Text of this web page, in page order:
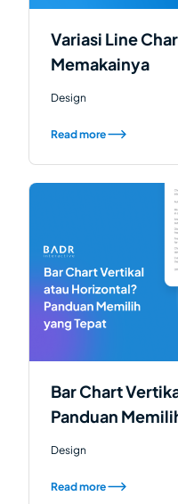
Variasi Line
Memakainya
Design
Read more
Bar Chart
Panduan
Design
Read more